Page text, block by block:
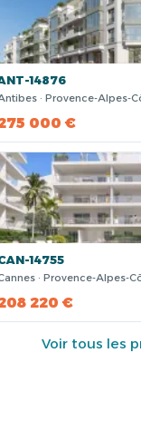
14876
· Provence-Alpes-
000 €
14755
· Provence-Alpes-
220 €
Voir tous les